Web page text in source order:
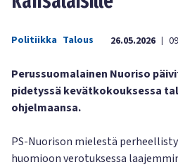
Politiikka Talous 26.05.2026 |
Perussuomalainen Nuoriso
pidetyssä kevätkokouksessa
ohjelmaansa.
PS-Nuorison mielestä
huomioon verotuksessa